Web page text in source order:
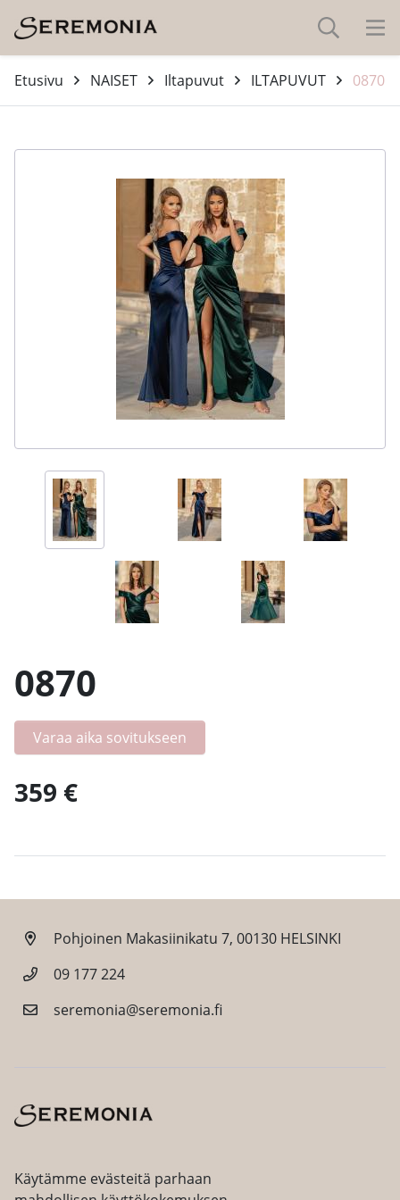
Käytämme evästeitä parhaan
Etusivu NAISET Iltapuvut ILTAPUVUT 0870
0870
Varaa aika sovitukseen
359 €
Pohjoinen Makasiinikatu 7, 00130 HELSINKI
09 177 224
seremonia@seremonia.fi
Facebook
Instagram